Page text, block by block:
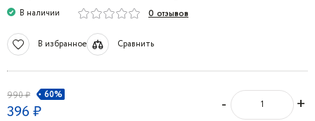
В наличии 0 отзывов
В избранное Сравнить
990 ₽ 60%
396 ₽ - +